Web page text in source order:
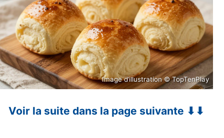
Image d’illustration © TopTenPlay
Voir la suite dans la page suivante ⬇⬇